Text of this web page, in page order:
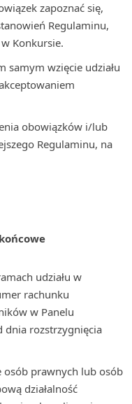
zapoznać się,
Regulaminu,
Konkursie.
samym wzięcie udziału
obowiązków i/lub
Regulaminu, na
udziału w
rachunku
w Panelu
rozstrzygnięcia
osób prawnych lub osób
działalność